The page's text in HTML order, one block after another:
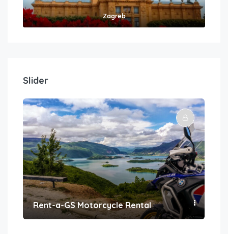
Zagreb
Slider
Rent-a-GS Motorcycle Rental